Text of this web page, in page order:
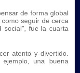
de forma global
seguir de cerca
social", fue la cuarta
atento y divertido.
una buena